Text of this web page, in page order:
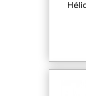
hélice 4 pales 13x15 (15